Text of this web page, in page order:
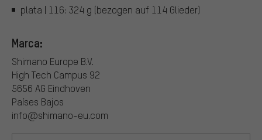
plata | 116: 324 g (bezogen auf 114 Glieder)
Marca:
Shimano Europe B.V.
High Tech Campus 92
5656 AG Eindhoven
Países Bajos
info@shimano-eu.com